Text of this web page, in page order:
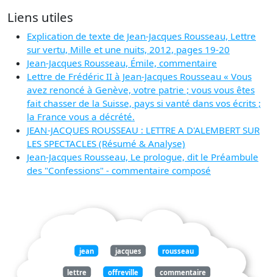
Liens utiles
Explication de texte de Jean-Jacques Rousseau, Lettre
sur vertu, Mille et une nuits, 2012, pages 19-20
Jean-Jacques Rousseau, Émile, commentaire
Lettre de Frédéric II à Jean-Jacques Rousseau « Vous
avez renoncé à Genève, votre patrie ; vous vous êtes
fait chasser de la Suisse, pays si vanté dans vos écrits ;
la France vous a décrété.
JEAN-JACQUES ROUSSEAU : LETTRE A D'ALEMBERT SUR
LES SPECTACLES (Résumé & Analyse)
Jean-Jacques Rousseau, Le prologue, dit le Préambule
des "Confessions" - commentaire composé
jean jacques rousseau
lettre offreville commentaire